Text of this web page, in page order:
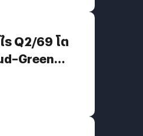
ร Q2/69 โต
ง New